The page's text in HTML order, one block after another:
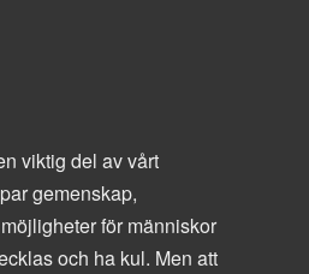
viktig del av vårt
gemenskap,
för människor
och ha kul. Men att